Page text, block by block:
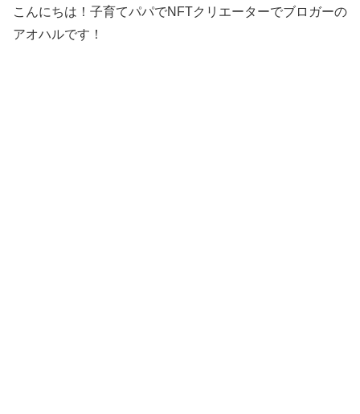
こんにちは！子育てパパでNFTクリエーターでブロガーの
アオハルです！